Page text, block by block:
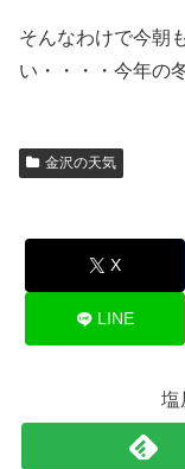
そんなわけで今朝
い・・・・今年の
金沢の天気
X
LINE
塩